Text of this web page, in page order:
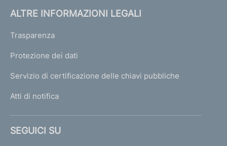
ALTRE INFORMAZIONI LEGALI
Trasparenza
Protezione dei dati
Servizio di certificazione delle chiavi pubbliche
Atti di notifica
SEGUICI SU